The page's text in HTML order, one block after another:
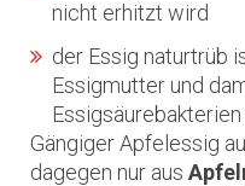
nicht erhitzt wird
der Essig naturtrüb
Essigmutter und
Gängiger Apfelessig
dagegen nur aus